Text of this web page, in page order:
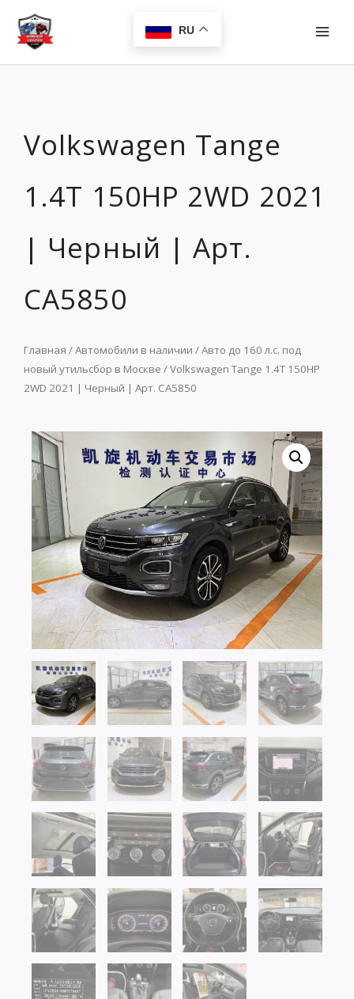
Перейти
содержимому
RU
Volkswagen Tange
1.4T 150HP 2WD 2021
| Черный | Арт.
CA5850
Главная /Автомобили в наличии /Авто до 160 л.с. под
новый утильсбор в Москве / Volkswagen Tange 1.4T 150HP
2WD 2021 | Черный | Арт. CA5850